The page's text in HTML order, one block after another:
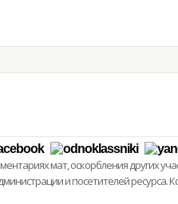
мат, оскорбления других
и посетителей